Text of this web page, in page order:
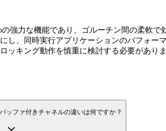
強力な機能であり、ゴルーチン間の柔軟
し、同時実行アプリケーションのパフォー
ッキング動作を慎重に検討する必要があ
ッファ付きチャネルの違いは何ですか？